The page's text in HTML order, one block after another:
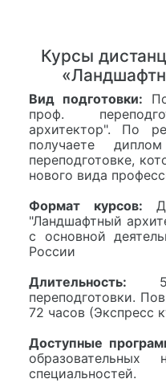
Курсы
Вид подготовки:
проф.
архитектор". По
получаете
переподготовке,
нового вида
Формат курсов:
"Ландшафтный
с основной
России
Длительность:
переподготовки.
72 часов (Экспресс
Доступные
образовательных
специальностей.